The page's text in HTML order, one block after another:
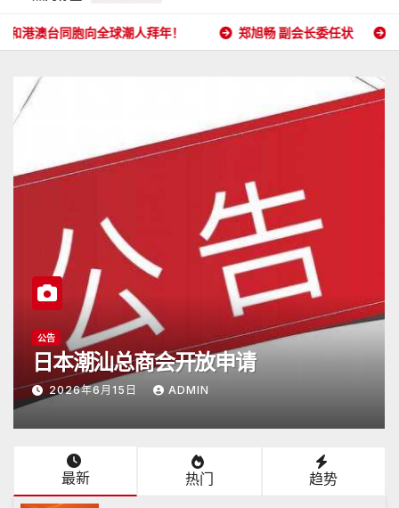
球潮人拜年！ 郑旭畅 副会长委任状 日本潮汕总商会开
潮商会际互访
2026年5月16日杭州潮汕商会颜会长
访日
2026年5月17日 ADMIN
最新 热门 趋势